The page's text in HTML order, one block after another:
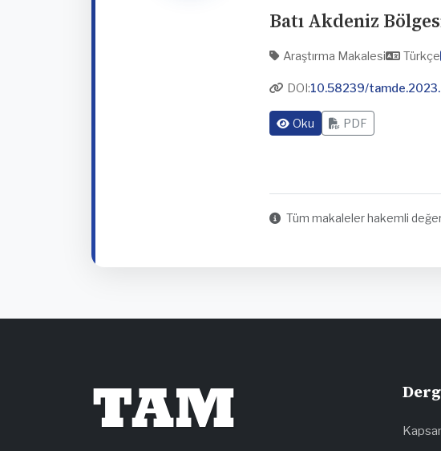
Batı Akdeniz
Araştırma Makalesi Türkçe
DOI:10.58239/
Oku PDF
Tüm makaleler hakemli
TAM